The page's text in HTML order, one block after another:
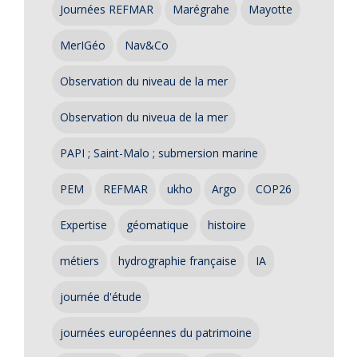
Journées REFMAR Marégrahe Mayotte
MerIGéo Nav&Co
Observation du niveau de la mer
Observation du niveua de la mer
PAPI ; Saint-Malo ; submersion marine
PEM REFMAR ukho Argo COP26
Expertise géomatique histoire
métiers hydrographie française IA
journée d'étude
journées européennes du patrimoine